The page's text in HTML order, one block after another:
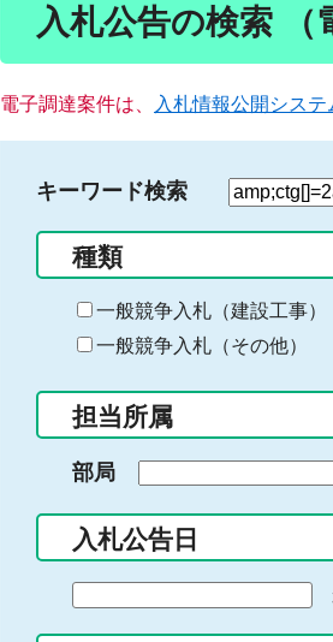
入札公告の検索 （
電子調達案件は、 入札情報公開システ
キーワード検索
検
る
キ
ー
ー
入
力
種類
一般競争入札（建設工事）
一般競争入札（その他）
担当所属
部局
入札公告日